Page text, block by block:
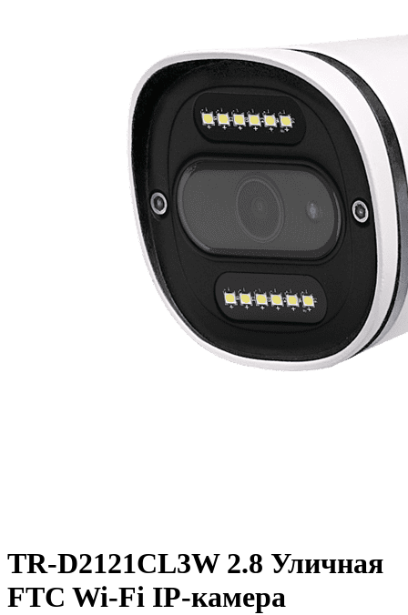
TR-D2121CL3W 2.8 Уличная
FTC Wi-Fi IP-камера